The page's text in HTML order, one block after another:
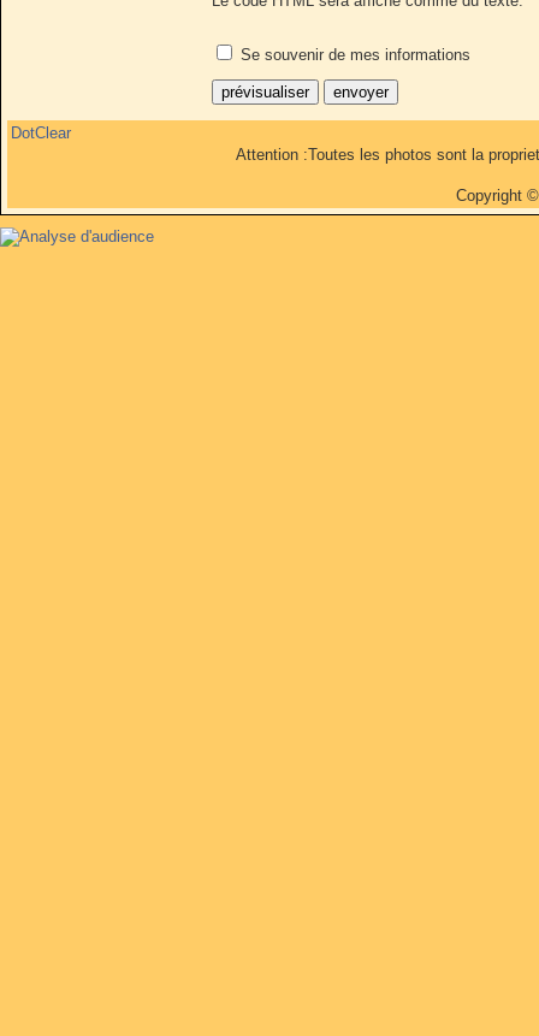
Se souvenir de mes informations
DotClear
Attention :Toutes les photos sont la
Copyright